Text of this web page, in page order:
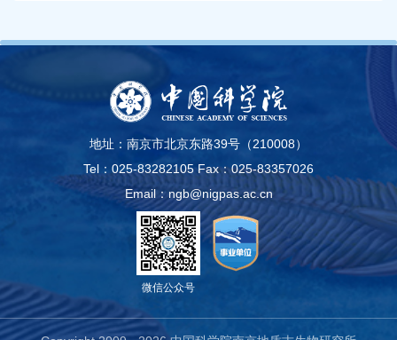
地址：南京市北京东路39号（210008）
Tel：025-83282105 Fax：025-83357026
Email：ngb@nigpas.ac.cn
微信公众号